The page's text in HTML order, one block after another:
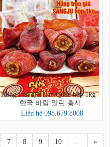
Hồng treo gió Hàn Quốc hộp 1kg -
한국 바람 말린 홍시
Liên hệ 098.679.8008
7 8 9 10 … »